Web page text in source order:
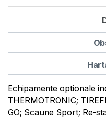
Echipamente optionale
THERMOTRONIC;
GO; Scaune Sport; Re-